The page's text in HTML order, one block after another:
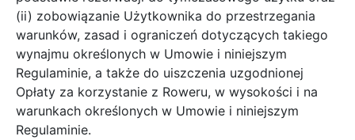
(ii) zobowiązanie Użytkownika do przestrzegania
warunków, zasad i ograniczeń dotyczących takiego
wynajmu określonych w Umowie i niniejszym
Regulaminie, a także do uiszczenia uzgodnionej
Opłaty za korzystanie z Roweru, w wysokości i na
warunkach określonych w Umowie i niniejszym
Regulaminie.